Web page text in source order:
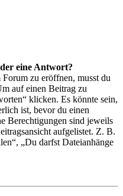
eine Antwort?
zu eröffnen, musst du
auf einen Beitrag zu
klicken. Es könnte sein,
ist, bevor du einen
Berechtigungen sind jeweils
aufgelistet. Z. B.
„Du darfst Dateianhänge